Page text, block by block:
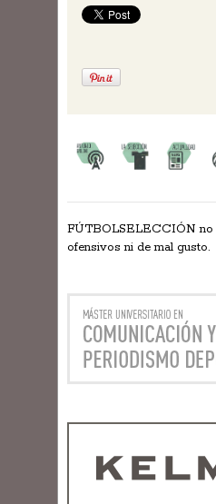
FÚTBOLSELECCIÓN no
ofensivos ni de mal gusto.